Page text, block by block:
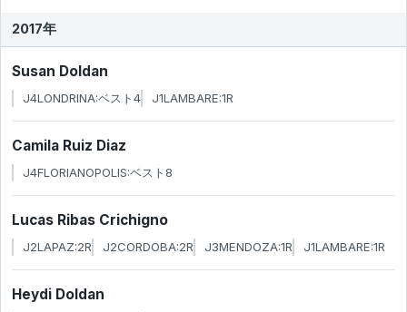
2017年
Susan Doldan
J4LONDRINA:ベスト4 J1LAMBARE:1R
Camila Ruiz Diaz
J4FLORIANOPOLIS:ベスト8
Lucas Ribas Crichigno
J2LAPAZ:2R J2CORDOBA:2R J3MENDOZA:1R J1LAMBARE:1R
Heydi Doldan